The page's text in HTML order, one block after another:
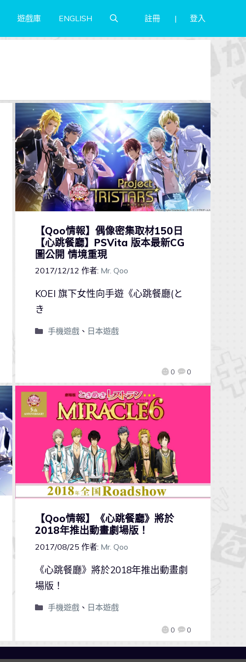
遊戲庫 ENGLISH 註冊 登入
【Qoo情報】偶像密集取材150日
【心跳餐廳】PSVita 版本最新CG
圖公開 情境重現
2017/12/12 作者: Mr. Qoo
0 0
KOEI 旗下女性向手遊《心跳餐廳(と
き
手機遊戲、 日本遊戲
【Qoo情報】《心跳餐廳》將於
2018年推出動畫劇場版！
2017/08/25 作者: Mr. Qoo
0 0
《心跳餐廳》將於2018年推出動畫劇
場版！
手機遊戲、 日本遊戲